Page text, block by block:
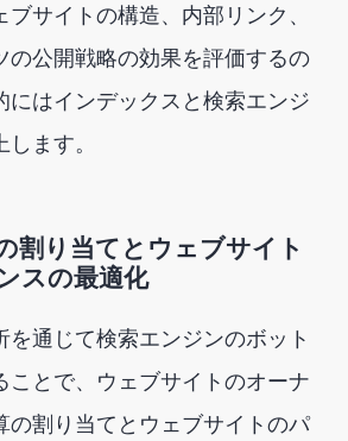
サイトの構造、内部リンク、
の公開戦略の効果を評価するの
にはインデックスと検索エンジ
ます。
割り当てとウェブサイト
スの最適化
を通じて検索エンジンのボット
ことで、ウェブサイトのオーナ
の割り当てとウェブサイトのパ